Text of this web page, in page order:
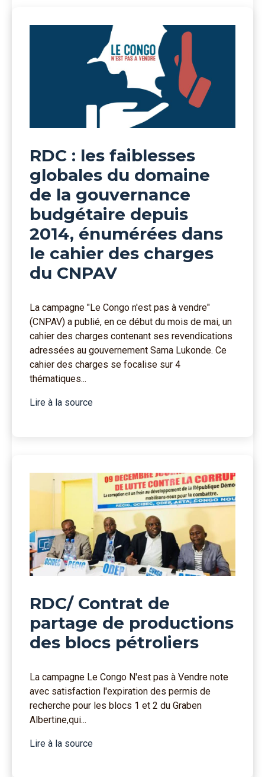
RDC : les faiblesses
globales du domaine
de la gouvernance
budgétaire depuis
2014, énumérées dans
le cahier des charges
du CNPAV
La campagne "Le Congo n'est pas à vendre"
(CNPAV) a publié, en ce début du mois de mai, un
cahier des charges contenant ses revendications
adressées au gouvernement Sama Lukonde. Ce
cahier des charges se focalise sur 4
thématiques...
Lire à la source
RDC/ Contrat de
partage de productions
des blocs pétroliers
La campagne Le Congo N'est pas à Vendre note
avec satisfaction l'expiration des permis de
recherche pour les blocs 1 et 2 du Graben
Albertine,qui...
Lire à la source